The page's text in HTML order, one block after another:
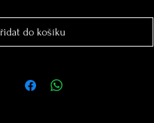
do košíku